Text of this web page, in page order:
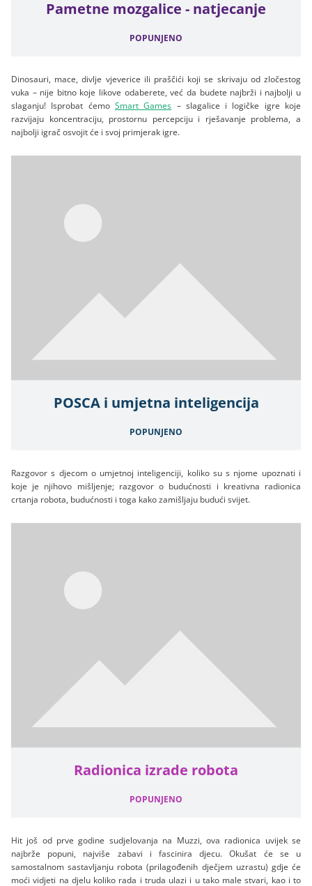
Pametne mozgalice - natjecanje
POPUNJENO
Dinosauri, mace, divlje vjeverice ili praščići koji se skrivaju od zločestog
vuka – nije bitno koje likove odaberete, već da budete najbrži i najbolji u
slaganju! Isprobat ćemo Smart Games – slagalice i logičke igre koje
razvijaju koncentraciju, prostornu percepciju i rješavanje problema, a
najbolji igrač osvojit će i svoj primjerak igre.
POSCA i umjetna inteligencija
POPUNJENO
Razgovor s djecom o umjetnoj inteligenciji, koliko su s njome upoznati i
koje je njihovo mišljenje; razgovor o budućnosti i kreativna radionica
crtanja robota, budućnosti i toga kako zamišljaju budući svijet.
Radionica izrade robota
POPUNJENO
Hit još od prve godine sudjelovanja na Muzzi, ova radionica uvijek se
najbrže popuni, najviše zabavi i fascinira djecu. Okušat će se u
samostalnom sastavljanju robota (prilagođenih dječjem uzrastu) gdje će
moći vidjeti na djelu koliko rada i truda ulazi i u tako male stvari, kao i to